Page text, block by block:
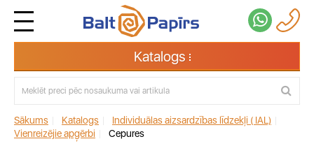
Katalogs
Sākums Katalogs Individuālas aizsardzības līdzekļi ( IAL)
Vienreizējie apģērbi
Cepures